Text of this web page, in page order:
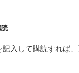
記入して購読すれば